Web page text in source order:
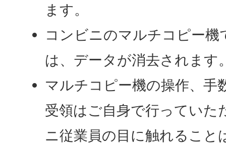
ます。
コンビニのマルチコピー機
は、データが消去されます
マルチコピー機の操作、手
受領はご自身で行っていた
ニ従業員の目に触れること